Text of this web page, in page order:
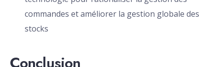
commandes et améliorer la gestion globale des
stocks